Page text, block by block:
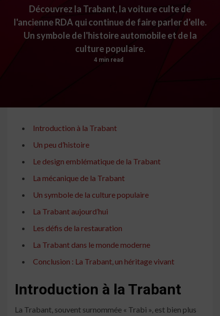
Découvrez la Trabant, la voiture culte de
l'ancienne RDA qui continue de faire parler d'elle.
Un symbole de l'histoire automobile et de la
culture populaire.
4 min read
Introduction à la Trabant
Un peu d’histoire
Le design emblématique de la Trabant
La mécanique de la Trabant
Un symbole de la culture populaire
La Trabant aujourd’hui
Les défis de la restauration
La Trabant dans le monde moderne
Conclusion : La Trabant, un héritage vivant
Introduction à la Trabant
La Trabant, souvent surnommée « Trabi », est bien plus